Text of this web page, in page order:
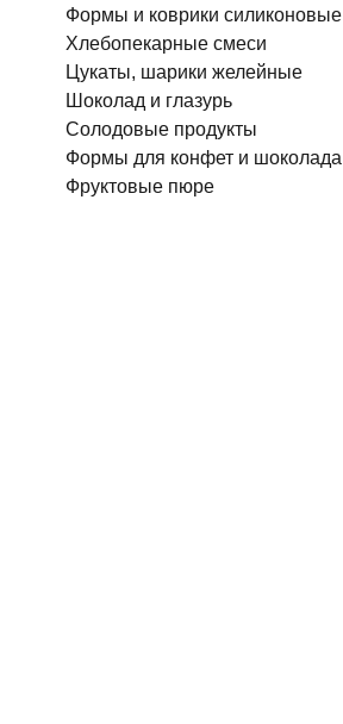
Формы и коврики силиконовые
Хлебопекарные смеси
Цукаты, шарики желейные
Шоколад и глазурь
Солодовые продукты
Формы для конфет и шоколада
Фруктовые пюре